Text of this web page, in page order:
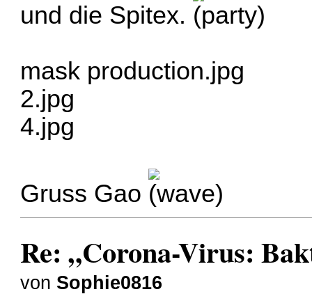
und die Spitex.
mask production.jpg
2.jpg
4.jpg
Gruss Gao
Re: „Corona-Virus:
von Sophie0816